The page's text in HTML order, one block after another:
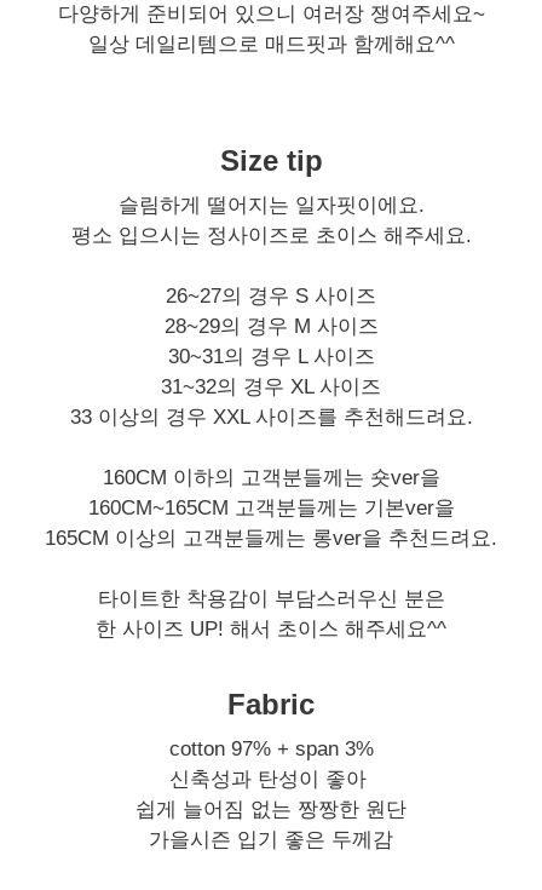
다양하게 준비되어 있으니 여러장 쟁여주세요~
일상 데일리템으로 매드핏과 함께해요^^
Size tip
슬림하게 떨어지는 일자핏이에요.
평소 입으시는 정사이즈로 초이스 해주세요.
26~27의 경우 S 사이즈
28~29의 경우 M 사이즈
30~31의 경우 L 사이즈
31~32의 경우 XL 사이즈
33 이상의 경우 XXL 사이즈를 추천해드려요.
160CM 이하의 고객분들께는 숏ver을
160CM~165CM 고객분들께는 기본ver을
165CM 이상의 고객분들께는 롱ver을 추천드려요.
타이트한 착용감이 부담스러우신 분은
한 사이즈 UP! 해서 초이스 해주세요^^
Fabric
cotton 97% + span 3%
신축성과 탄성이 좋아
쉽게 늘어짐 없는 짱짱한 원단
가을시즌 입기 좋은 두께감